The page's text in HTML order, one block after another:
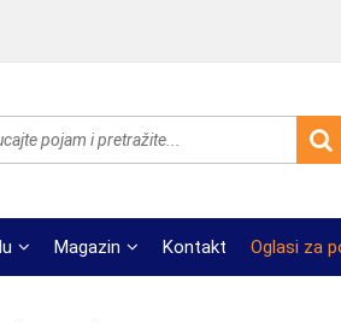
Magazin Kontakt Oglasi za